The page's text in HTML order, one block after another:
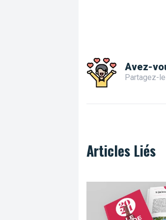
Avez-
Partagez-le
Articles Liés
Le Guide des Vins